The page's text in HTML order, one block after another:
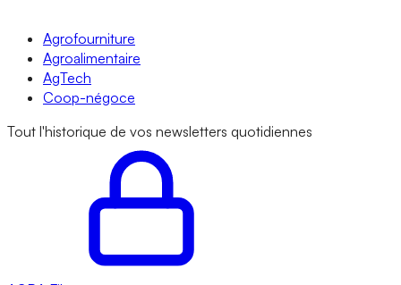
Agrofourniture
Agroalimentaire
AgTech
Coop-négoce
Tout l'historique de vos newsletters quotidiennes